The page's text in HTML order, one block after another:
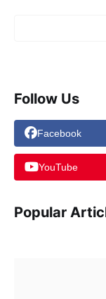
Follow Us
Facebook
YouTube
Popular